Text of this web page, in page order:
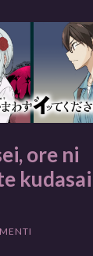
ore ni